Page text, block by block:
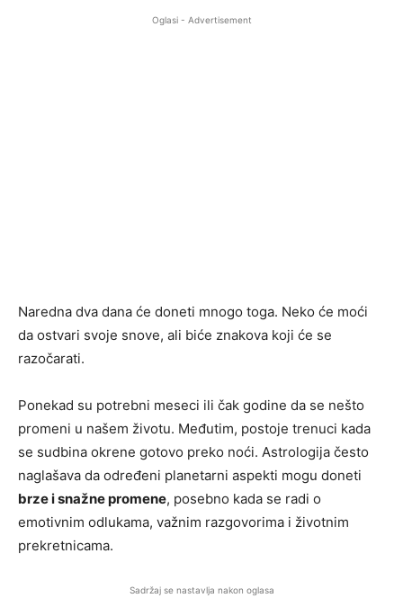
Oglasi - Advertisement
Naredna dva dana će doneti mnogo toga. Neko će moći
da ostvari svoje snove, ali biće znakova koji će se
razočarati.
Ponekad su potrebni meseci ili čak godine da se nešto
promeni u našem životu. Međutim, postoje trenuci kada
se sudbina okrene gotovo preko noći. Astrologija često
naglašava da određeni planetarni aspekti mogu doneti
brze i snažne promene, posebno kada se radi o
emotivnim odlukama, važnim razgovorima i životnim
prekretnicama.
Sadržaj se nastavlja nakon oglasa